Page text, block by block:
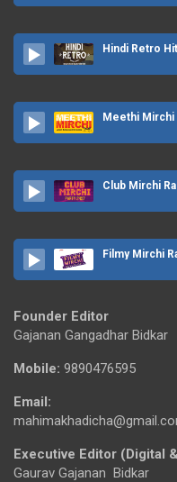
Hindi Retro
Meethi Mirchi
Club Mirchi
Filmy Mirchi
Founder Editor
Gajanan Gangadhar Bidkar
Mobile: 9890476595
Email:
Executive Editor (Digital
Gaurav Gajanan Bidkar